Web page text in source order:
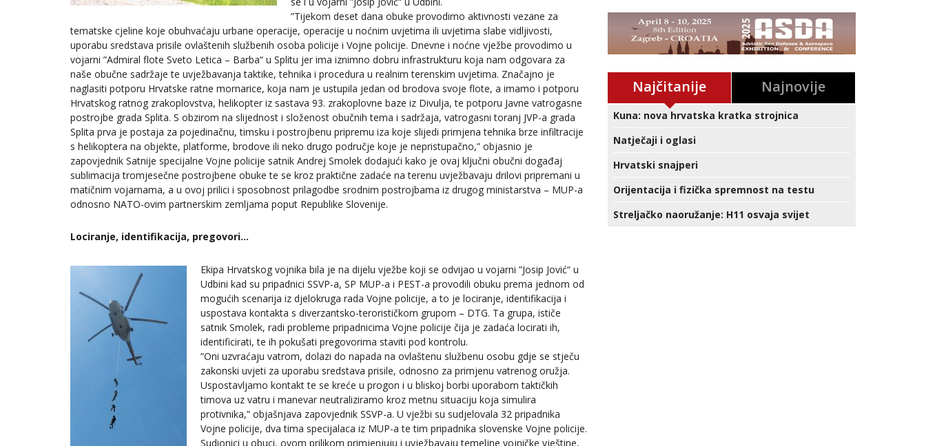
”Tijekom deset dana obuke provodimo aktivnosti vezane za
tematske cjeline koje obuhvaćaju urbane operacije, operacije u noćnim uvjetima ili uvjetima slabe vidljivosti,
uporabu sredstava prisile ovlaštenih službenih osoba policije i Vojne policije. Dnevne i noćne vježbe provodimo u
vojarni ”Admiral flote Sveto Letica – Barba“ u Splitu jer ima iznimno dobru infrastrukturu koja nam odgovara za
naše obučne sadržaje te uvježbavanja taktike, tehnika i procedura u realnim terenskim uvjetima. Značajno je
naglasiti potporu Hrvatske ratne mornarice, koja nam je ustupila jedan od brodova svoje flote, a imamo i potporu
Hrvatskog ratnog zrakoplovstva, helikopter iz sastava 93. zrakoplovne baze iz Divulja, te potporu Javne vatrogasne
postrojbe grada Splita. S obzirom na slijednost i složenost obučnih tema i sadržaja, vatrogasni toranj JVP-a grada
Splita prva je postaja za pojedinačnu, timsku i postrojbenu pripremu iza koje slijedi primjena tehnika brze infiltracije
s helikoptera na objekte, platforme, brodove ili neko drugo područje koje je nepristupačno,” objasnio je
zapovjednik Satnije specijalne Vojne policije satnik Andrej Smolek dodajući kako je ovaj ključni obučni događaj
sublimacija tromjesečne postrojbene obuke te se kroz praktične zadaće na terenu uvježbavaju drilovi pripremani u
matičnim vojarnama, a u ovoj prilici i sposobnost prilagodbe srodnim postrojbama iz drugog ministarstva – MUP-a
odnosno NATO-ovim partnerskim zemljama poput Republike Slovenije.
Lociranje, identifikacija, pregovori…
Ekipa Hrvatskog vojnika bila je na dijelu vježbe koji se odvijao u vojarni ”Josip Jović“ u
Udbini kad su pripadnici SSVP-a, SP MUP-a i PEST-a provodili obuku prema jednom od
mogućih scenarija iz djelokruga rada Vojne policije, a to je lociranje, identifikacija i
uspostava kontakta s diverzantsko-terorističkom grupom – DTG. Ta grupa, ističe
satnik Smolek, radi probleme pripadnicima Vojne policije čija je zadaća locirati ih,
identificirati, te ih pokušati pregovorima staviti pod kontrolu.
”Oni uzvraćaju vatrom, dolazi do napada na ovlaštenu službenu osobu gdje se stječu
zakonski uvjeti za uporabu sredstava prisile, odnosno za primjenu vatrenog oružja.
Uspostavljamo kontakt te se kreće u progon i u bliskoj borbi uporabom taktičkih
timova uz vatru i manevar neutraliziramo kroz metnu situaciju koja simulira
protivnika,” objašnjava zapovjednik SSVP-a. U vježbi su sudjelovala 32 pripadnika
Vojne policije, dva tima specijalaca iz MUP-a te tim pripadnika slovenske Vojne policije.
Sudionici u obuci, ovom prilikom primjenjuju i uvježbavaju temeljne vojničke vještine,
Najčitanije Najnovije
Kuna: nova hrvatska kratka strojnica
Natječaji i oglasi
Hrvatski snajperi
Orijentacija i fizička spremnost na testu
Streljačko naoružanje: H11 osvaja svijet